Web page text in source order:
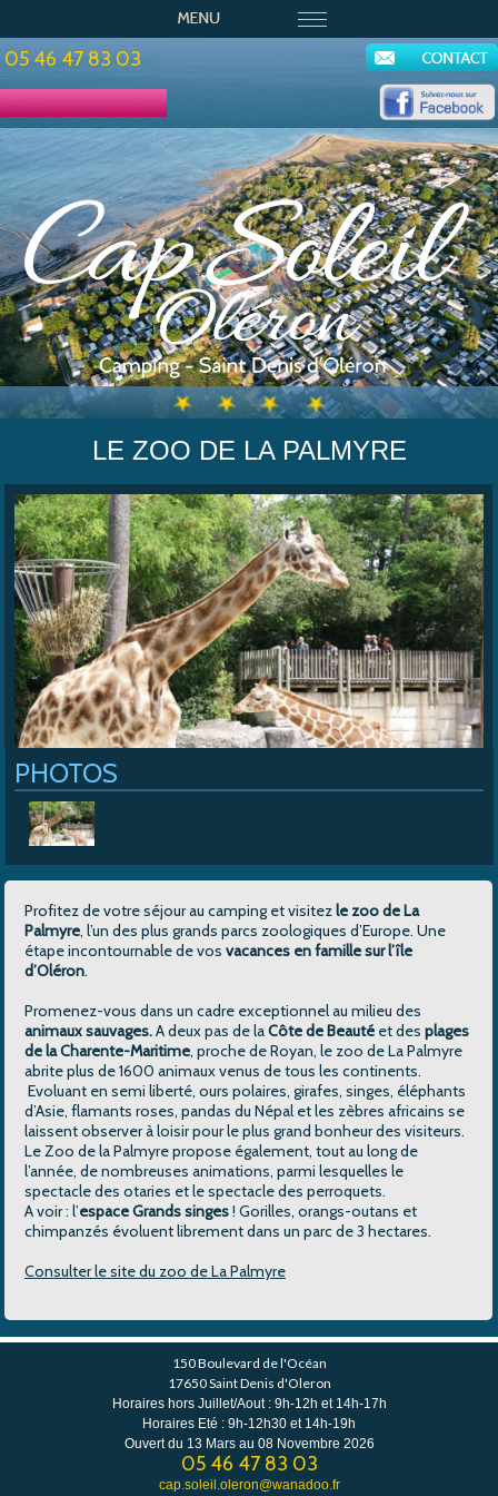
05 46 47 83 03
Cap Soleil>Les espaces aquatiques>Le zoo de La Palmyre
LE ZOO DE LA PALMYRE
PHOTOS
Profitez de votre séjour au camping et visitezle zoo de La
Palmyre, l’un des plus grands parcs zoologiques d’Europe. Une
étape incontournable de vosvacances en famille sur l’île
d’Oléron.
Promenez-vous dans un cadre exceptionnel au milieu des
animaux sauvages.A deux pas de laCôte de Beauté et desplages
de la Charente-Maritime, proche de Royan, le zoo de La Palmyre
abrite plus de 1600 animaux venus de tous les continents.
Evoluant en semi liberté, ours polaires, girafes, singes, éléphants
d’Asie, flamants roses, pandas du Népal et les zèbres africains se
laissent observer à loisir pour le plus grand bonheur des visiteurs.
Le Zoo de la Palmyre propose également, tout au long de
l’année, de nombreuses animations, parmi lesquelles le
spectacle des otaries et le spectacle des perroquets.
A voir : l’espace Grands singes! Gorilles, orangs-outans et
chimpanzés évoluent librement dans un parc de 3 hectares.
Consulter le site du zoo de La Palmyre
150 Boulevard de l'Océan
17650 Saint Denis d'Oleron
Horaires hors Juillet/Aout : 9h-12h et 14h-17h
Horaires Eté : 9h-12h30 et 14h-19h
Ouvert du 13 Mars au 08 Novembre 2026
05 46 47 83 03
cap.soleil.oleron@wanadoo.fr